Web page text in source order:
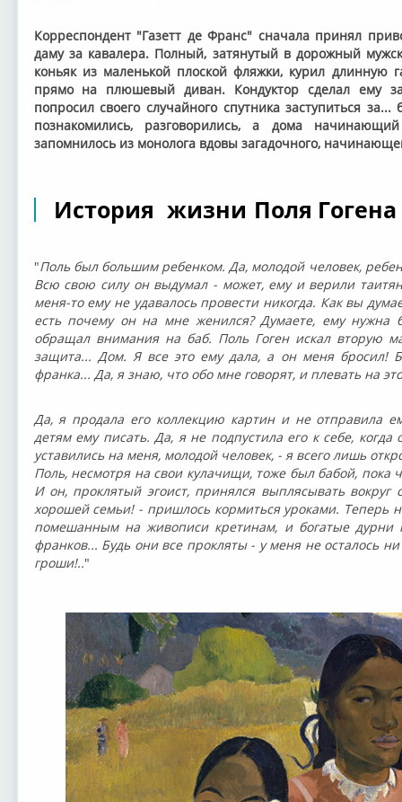
Корреспондент "Газетт де Франс" сначала принял
даму за кавалера. Полный, затянутый в дорожный
коньяк из маленькой плоской фляжки, курил длинную
прямо на плюшевый диван. Кондуктор сделал ему
попросил своего случайного спутника заступиться
познакомились, разговорились, а дома
запомнилось из монолога вдовы загадочного,
История жизни Поля Гогена
"Поль был большим ребенком. Да, молодой человек,
Всю свою силу он выдумал - может, ему и верили
меня-то ему не удавалось провести никогда. Как вы
есть почему он на мне женился? Думаете, ему
обращал внимания на баб. Поль Гоген искал вторую
защита... Дом. Я все это ему дала, а он меня бросил!
франка... Да, я знаю, что обо мне говорят, и плевать на
Да, я продала его коллекцию картин и не отправила
детям ему писать. Да, я не подпустила его к себе,
уставились на меня, молодой человек, - я всего лишь
Поль, несмотря на свои кулачищи, тоже был бабой, пока
И он, проклятый эгоист, принялся выплясывать
хорошей семьи! - пришлось кормиться уроками. Теперь
помешанным на живописи кретинам, и богатые дурни
франков... Будь они все прокляты - у меня не осталось
гроши!.."